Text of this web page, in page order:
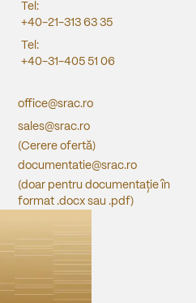
Tel:
+40-21-313 63 35
Tel:
+40-31-405 51 06
office@srac.ro
sales@srac.ro
(Cerere ofertă)
documentatie@srac.ro
(doar pentru documentație în
format .docx sau .pdf)